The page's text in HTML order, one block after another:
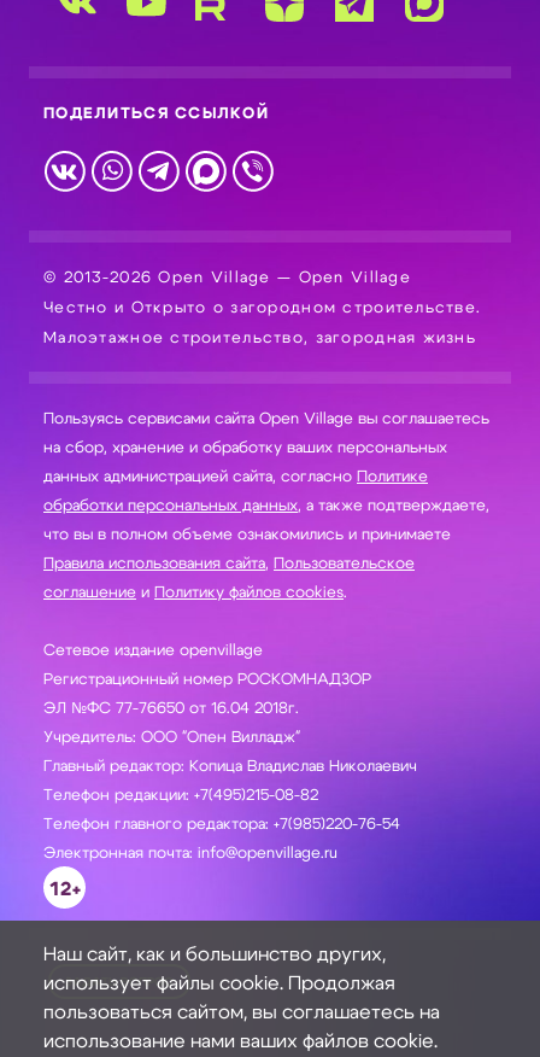
ПОДЕЛИТЬСЯ ССЫЛКОЙ
© 2013-2026 Open Village — Open Village
Честно и Открыто о загородном строительстве.
Малоэтажное строительство, загородная жизнь
Пользуясь сервисами сайта Open Village вы соглашаетесь
на сбор, хранение и обработку ваших персональных
данных администрацией сайта, согласно Политике
обработки персональных данных, а также подтверждаете,
что вы в полном объеме ознакомились и принимаете
Правила использования сайта, Пользовательское
соглашение и Политику файлов cookies.
Сетевое издание openvillage
Регистрационный номер РОСКОМНАДЗОР
ЭЛ №ФС 77-76650 от 16.04 2018г.
Учредитель: ООО "Опен Вилладж"
Главный редактор: Копица Владислав Николаевич
Телефон редакции: +7(495)215-08-82
Телефон главного редактора: +7(985)220-76-54
Электронная почта: info@openvillage.ru
12+
ЗАДАТЬ ВОПРОС
Наш сайт, как и большинство других,
использует файлы cookie. Продолжая
пользоваться сайтом, вы соглашаетесь на
использование нами ваших файлов cookie.